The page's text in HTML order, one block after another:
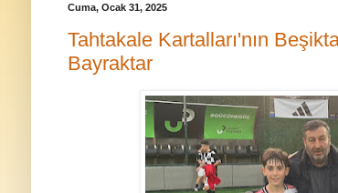
Cuma, Ocak 31, 2025
Tahtakale Kartalları'nın
Bayraktar